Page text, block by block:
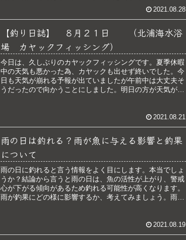
2021.08.28
【釣り日誌】 ８月２１日 （北浦海水浴
場 カヤックフィッシング）
今日は、久しぶりのカヤックフィッシングです。夏季休暇
中の天気も悪かった為、カヤックも出せず終いでした。今
日も天気が崩れる予報が出ていましたが午前中は大丈夫そ
うだったので向かうことにしました。明日の方が天気が崩
2021.08.21
雨の日は釣れる？雨が魚に与える影響と釣果
について
雨の日に釣れると言う情報をよく目にします。本当でしょ
うか？結論から言うと雨の日は、魚の活性が上がり、警戒
心が下がる傾向があるため釣れる可能性が高くなります。
雨が釣果にどの様に影響するか、考えてみましょう。雨が
2021.08.19